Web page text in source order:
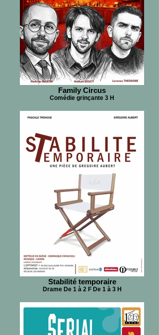
Family Circus
Comédie grinçante 3 H
Stabilité temporaire
Drame De 1 à 2 F De 1 à 3 H